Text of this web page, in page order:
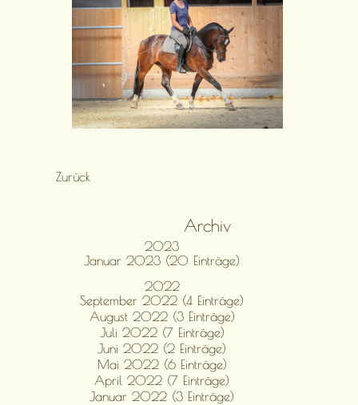
Zurück
Archiv
2023
Januar 2023 (20 Einträge)
2022
September 2022 (4 Einträge)
August 2022 (3 Einträge)
Juli 2022 (7 Einträge)
Juni 2022 (2 Einträge)
Mai 2022 (6 Einträge)
April 2022 (7 Einträge)
Januar 2022 (3 Einträge)